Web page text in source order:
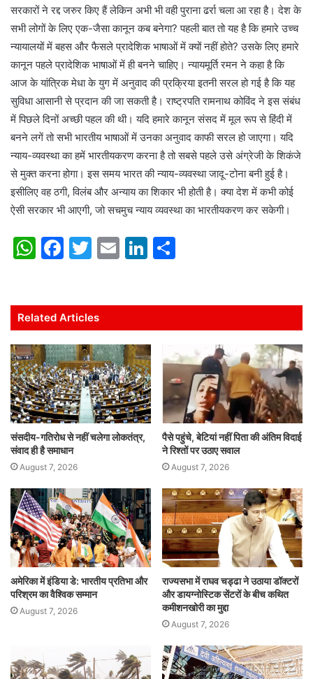
सरकारों ने रद्द जरुर किए हैं लेकिन अभी भी वही पुराना ढर्रा चला आ रहा है। देश के
सभी लोगों के लिए एक-जैसा कानून कब बनेगा? पहली बात तो यह है कि हमारे उच्च
न्यायालयों में बहस और फैसले प्रादेशिक भाषाओं में क्यों नहीं होते? उसके लिए हमारे
कानून पहले प्रादेशिक भाषाओं में ही बनने चाहिए। न्यायमूर्ति रमन ने कहा है कि
आज के यांत्रिक मेधा के युग में अनुवाद की प्रक्रिया इतनी सरल हो गई है कि यह
सुविधा आसानी से प्रदान की जा सकती है। राष्ट्रपति रामनाथ कोविंद ने इस संबंध
में पिछले दिनों अच्छी पहल की थी। यदि हमारे कानून संसद में मूल रूप से हिंदी में
बनने लगें तो सभी भारतीय भाषाओं में उनका अनुवाद काफी सरल हो जाएगा। यदि
न्याय-व्यवस्था का हमें भारतीयकरण करना है तो सबसे पहले उसे अंग्रेजी के शिकंजे
से मुक्त करना होगा। इस समय भारत की न्याय-व्यवस्था जादू-टोना बनी हुई है।
इसीलिए वह ठगी, विलंब और अन्याय का शिकार भी होती है। क्या देश में कभी कोई
ऐसी सरकार भी आएगी, जो सचमुच न्याय व्यवस्था का भारतीयकरण कर सकेगी।
W
s
A
p
p
F
e
b
o
o
k
T
er
E
l
Li
e
dI
n
e
Related Articles
संसदीय-गतिरोध से नहीं चलेगा लोकतंत्र,
संवाद ही है समाधान
August 7, 2026
पैसे पहुंचे, बेटियां नहीं पिता की अंतिम विदाई
ने रिश्तों पर उठाए सवाल
August 7, 2026
अमेरिका में इंडिया डे: भारतीय प्रतिभा और
परिश्रम का वैश्विक सम्मान
August 7, 2026
राज्यसभा में राघव चड्ढा ने उठाया डॉक्टरों
और डायग्नोस्टिक सेंटरों के बीच कथित
कमीशनखोरी का मुद्दा
August 7, 2026